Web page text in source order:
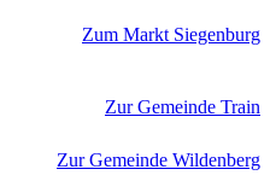
Zum Markt Siegenburg
Zur Gemeinde Train
Zur Gemeinde Wildenberg